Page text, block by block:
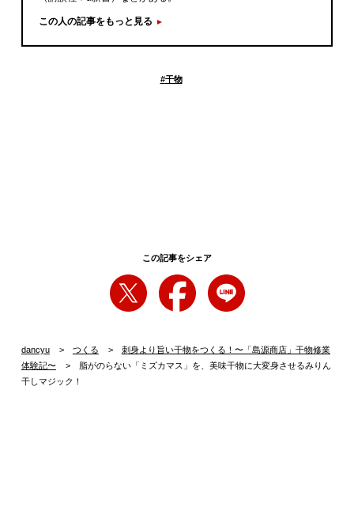
この人の記事をもっと見る
#干物
この記事をシェア
dancyu つくる
刺身より旨い干物をつくる！〜「島源商店」干物修業
体験記〜
脂がのらない「ミズカマス」を、美味干物に大変身させるみりん
干しマジック！